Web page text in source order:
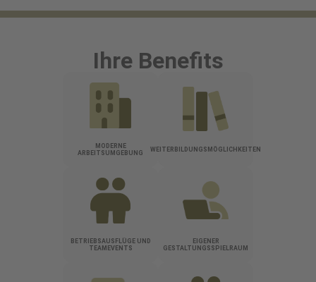
Ihre Benefits
MODERNE
ARBEITSUMGEBUNG
WEITERBILDUNGSMÖGLICHKEITEN
BETRIEBSAUSFLÜGE UND
TEAMEVENTS
EIGENER
GESTALTUNGSSPIELRAUM